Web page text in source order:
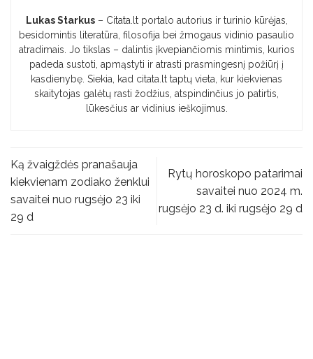
Lukas Starkus– Citata.lt portalo autorius ir turinio kūrėjas,
besidomintis literatūra, filosofija bei žmogaus vidinio pasaulio
atradimais. Jo tikslas – dalintis įkvepiančiomis mintimis, kurios
padeda sustoti, apmąstyti ir atrasti prasmingesnį požiūrį į
kasdienybę. Siekia, kad citata.lt taptų vieta, kur kiekvienas
skaitytojas galėtų rasti žodžius, atspindinčius jo patirtis,
lūkesčius ar vidinius ieškojimus.
Ką žvaigždės pranašauja
kiekvienam zodiako ženklui
savaitei nuo rugsėjo 23 iki
29 d
Rytų horoskopo patarimai
savaitei nuo 2024 m.
rugsėjo 23 d. iki rugsėjo 29 d